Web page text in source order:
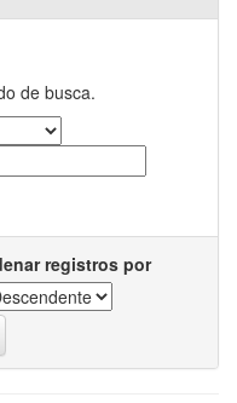
de busca.
registros por